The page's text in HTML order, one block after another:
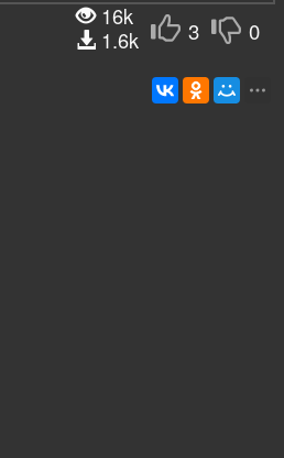
3 0
16k
1.6k